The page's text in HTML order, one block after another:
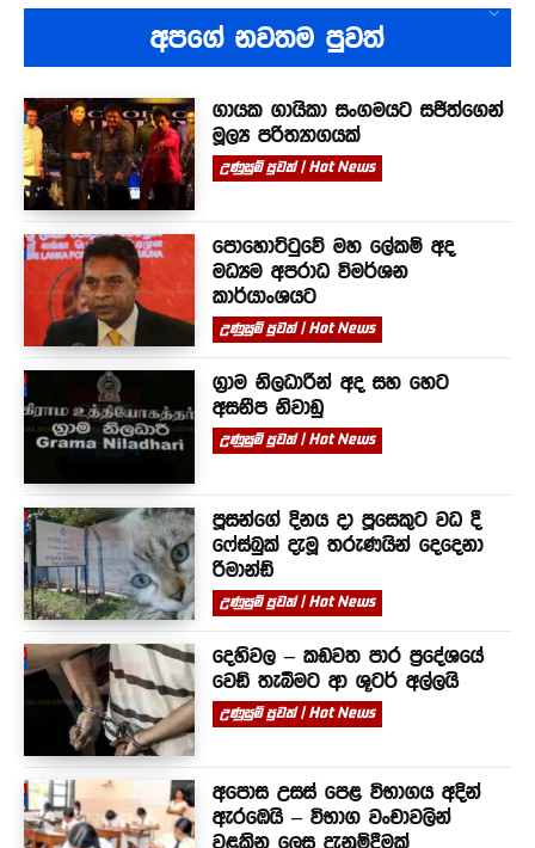
අපගේ නවතම පුවත්
ගායක ගායිකා සංගමයට සජිත්ගෙන්
මූල්‍ය පරිත්‍යාගයක්
උණුසුම් පුවත් | Hot News
පොහොට්ටුවේ මහ ලේකම් අද
මධ්‍යම අපරාධ විමර්ශන
කාර්යාංශයට
උණුසුම් පුවත් | Hot News
ග්‍රාම නිලධාරීන් අද සහ හෙට
අසනීප නිවාඩු
උණුසුම් පුවත් | Hot News
පූසන්ගේ දිනය දා පූසෙකුට වධ දී
ෆේස්බුක් දැමූ තරුණයින් දෙදෙනා
රිමාන්ඩ්
උණුසුම් පුවත් | Hot News
දෙහිවල – කඩවත පාර ප්‍රදේශයේ
වෙඩි තැබීමට ආ ශූටර් අල්ලයි
උණුසුම් පුවත් | Hot News
අපොස උසස් පෙළ විභාගය අදින්
ඇරඹෙයි – විභාග වංචාවලින්
වළකින ලෙස දැනුම්දීමක්